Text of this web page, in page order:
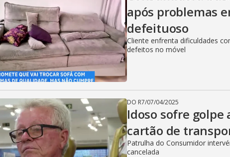
após problemas
defeituoso
Cliente enfrenta dificuldades
defeitos no móvel
DO R7/07/04/2025
Idoso sofre golpe
cartão de
Patrulha do Consumidor
cancelada